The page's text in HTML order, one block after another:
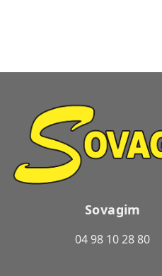
Sovagim
04 98 10 28 80